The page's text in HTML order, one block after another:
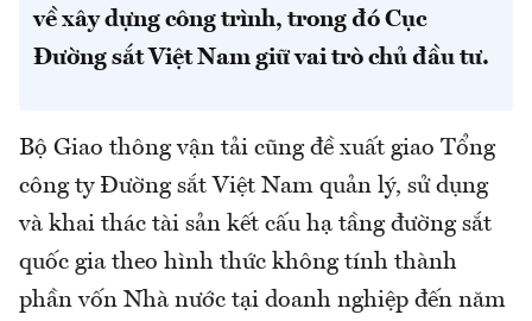
về xây dựng công trình, trong đó Cục
Đường sắt Việt Nam giữ vai trò chủ đầu tư.
Bộ Giao thông vận tải cũng đề xuất giao Tổng
công ty Đường sắt Việt Nam quản lý, sử dụng
và khai thác tài sản kết cấu hạ tầng đường sắt
quốc gia theo hình thức không tính thành
phần vốn Nhà nước tại doanh nghiệp đến năm